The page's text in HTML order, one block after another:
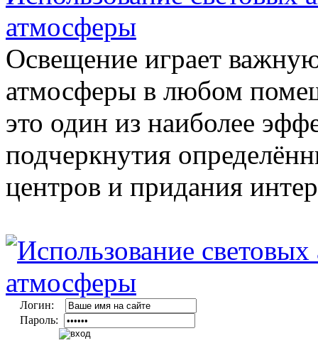
атмосферы
Освещение играет
атмосферы в любом
это один из наиболее
подчеркнутия
центров и придания
Логин:
Пароль: